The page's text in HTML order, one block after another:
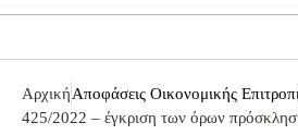
ΑρχικήΑποφάσεις Οικονομικής
425/2022 – έγκριση των όρων